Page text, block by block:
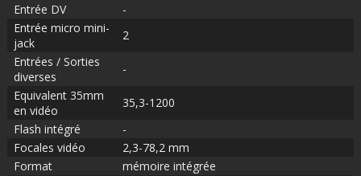
Entrée DV
-
Entrée micro mini-
jack
2
Entrées / Sorties
diverses
-
Equivalent 35mm
en vidéo
35,3-1200
Flash intégré
-
Focales vidéo
2,3-78,2 mm
Format
mémoire intégrée